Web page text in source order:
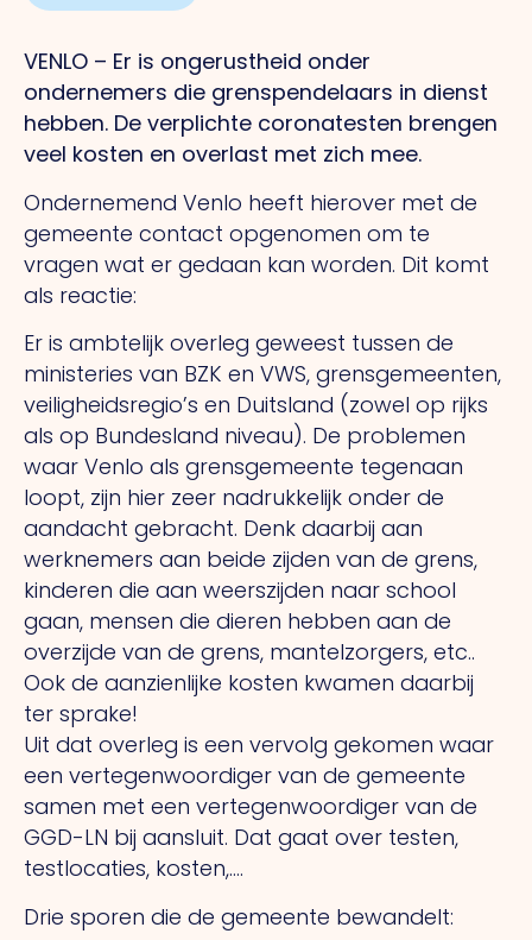
VENLO – Er is ongerustheid onder
ondernemers die grenspendelaars in dienst
hebben. De verplichte coronatesten brengen
veel kosten en overlast met zich mee.
Ondernemend Venlo heeft hierover met de
gemeente contact opgenomen om te
vragen wat er gedaan kan worden. Dit komt
als reactie:
Er is ambtelijk overleg geweest tussen de
ministeries van BZK en VWS, grensgemeenten,
veiligheidsregio’s en Duitsland (zowel op rijks
als op Bundesland niveau). De problemen
waar Venlo als grensgemeente tegenaan
loopt, zijn hier zeer nadrukkelijk onder de
aandacht gebracht. Denk daarbij aan
werknemers aan beide zijden van de grens,
kinderen die aan weerszijden naar school
gaan, mensen die dieren hebben aan de
overzijde van de grens, mantelzorgers, etc..
Ook de aanzienlijke kosten kwamen daarbij
ter sprake!
Uit dat overleg is een vervolg gekomen waar
een vertegenwoordiger van de gemeente
samen met een vertegenwoordiger van de
GGD-LN bij aansluit. Dat gaat over testen,
testlocaties, kosten,….
Drie sporen die de gemeente bewandelt: